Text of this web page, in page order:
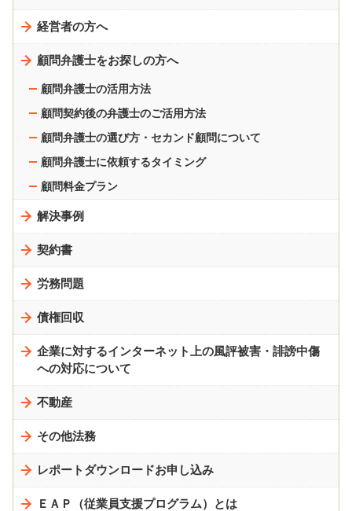
経営者の方へ
顧問弁護士をお探しの方へ
顧問弁護士の活用方法
顧問契約後の弁護士のご活用方法
顧問弁護士の選び方・セカンド顧問について
顧問弁護士に依頼するタイミング
顧問料金プラン
解決事例
契約書
労務問題
債権回収
企業に対するインターネット上の風評被害・誹謗中傷
への対応について
不動産
その他法務
レポートダウンロードお申し込み
ＥＡＰ（従業員支援プログラム）とは